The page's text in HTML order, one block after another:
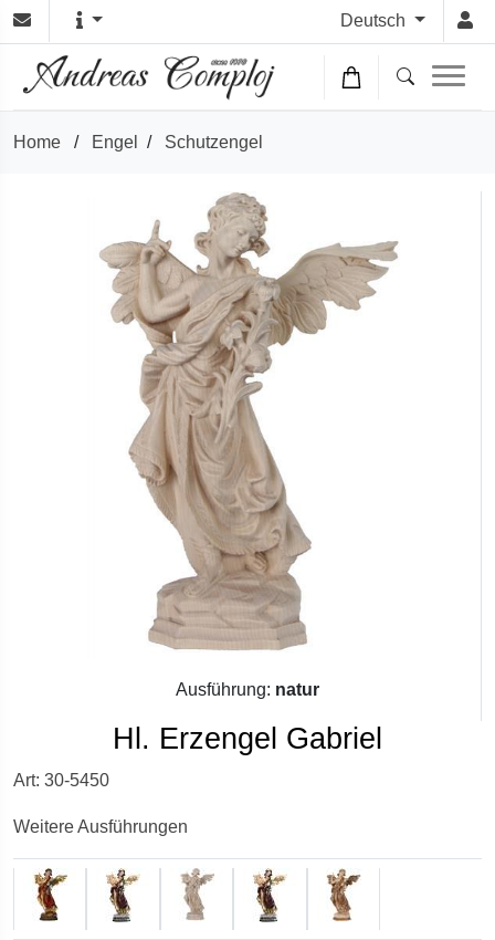
Deutsch
Home / Engel / Schutzengel
Ausführung: natur
Hl. Erzengel Gabriel
Art: 30-5450
Weitere Ausführungen